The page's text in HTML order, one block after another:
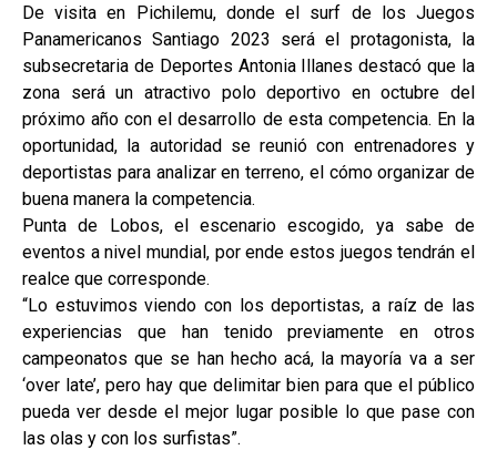
De visita en Pichilemu, donde el surf de los Juegos
Panamericanos Santiago 2023 será el protagonista, la
subsecretaria de Deportes Antonia Illanes destacó que la
zona será un atractivo polo deportivo en octubre del
próximo año con el desarrollo de esta competencia. En la
oportunidad, la autoridad se reunió con entrenadores y
deportistas para analizar en terreno, el cómo organizar de
buena manera la competencia.
Punta de Lobos, el escenario escogido, ya sabe de
eventos a nivel mundial, por ende estos juegos tendrán el
realce que corresponde.
“Lo estuvimos viendo con los deportistas, a raíz de las
experiencias que han tenido previamente en otros
campeonatos que se han hecho acá, la mayoría va a ser
‘over late’, pero hay que delimitar bien para que el público
pueda ver desde el mejor lugar posible lo que pase con
las olas y con los surfistas”.